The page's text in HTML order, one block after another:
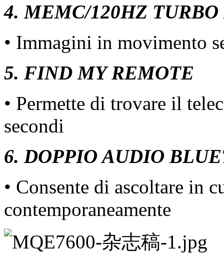
4. MEMC/120HZ
• Immagini in movimento
5. FIND MY REMOTE
• Permette di trovare il
secondi
6. DOPPIO AUDIO
• Consente di ascoltare in
contemporaneamente